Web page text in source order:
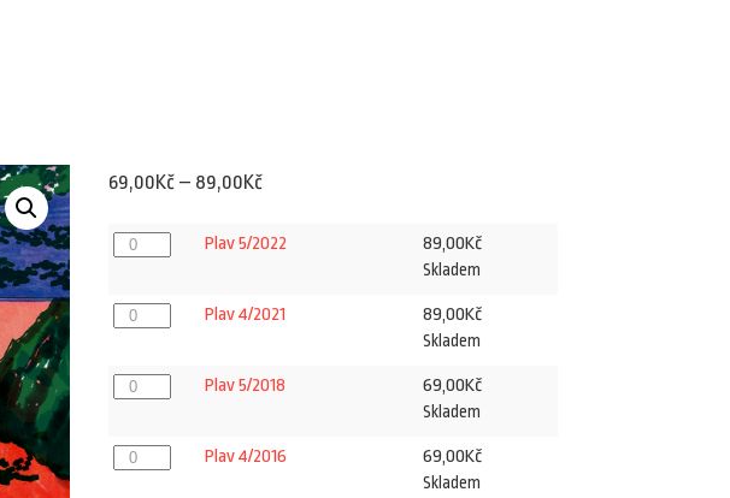
69,00Kč – 89,00KčRozpětí
69,00Kč
89,00Kč
Plav
5/2022
Plav 5/2022 89,00Kč
Skladem
Plav
4/2021
Plav 4/2021 89,00Kč
Skladem
Plav
5/2018
Plav 5/2018 69,00Kč
Skladem
Plav
4/2016
Plav 4/2016 69,00Kč
Skladem